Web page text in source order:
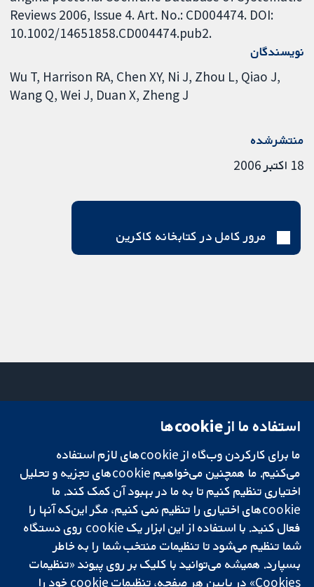
Reviews 2006, Issue 4. Art. No.: CD004474. DOI:
10.1002/14651858.CD004474.pub2.
نویسندگان
Wu T Harrison RA Chen XY Ni J Zhou L Qiao J
Wang Q Wei J Duan X Zheng J
منتشرشده
18 اکتبر 2006
مرور کامل در کتابخانه کاکرین
تحقیقات قابل
اعتماد.
تصمیم‌گیری آگاهانه.
سلامت بهتر.
میدان کاوندیش
لندن
W1G 0AN
بریتانیا
دفتر رسانه‌ای
درباره ما
فرصت‌های
شغلی
Cochrane
Library
استفاده ما از cookie‌ها
ما برای کارکردن وب‌گاه از cookie‌های لازم استفاده
می‌کنیم. ما همچنین می‌خواهیم cookie‌های تجزیه و تحلیل
اختیاری تنظیم کنیم تا به ما در بهبود آن کمک کند. ما
cookie‌های اختیاری را تنظیم نمی کنیم، مگر این‌که آنها را
فعال کنید. با استفاده از این ابزار یک cookie‌ روی دستگاه
شما تنظیم می‌شود تا تنظیمات منتخب شما را به خاطر
بسپارد. همیشه می‌توانید با کلیک بر روی پیوند «تنظیمات
Cookies» در پایین هر صفحه، تنظیمات cookie‌ خود را